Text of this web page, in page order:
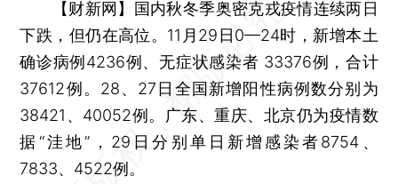
【财新网】 国内秋冬季奥密克戎疫情连续两日
下跌，但仍在高位。11月29日0—24时，新增本土
确诊病例4236例、无症状感染者 33376例，合计
37612例。28、27日全国新增阳性病例数分别为
38421、40052例。广东、重庆、北京仍为疫情数
据“洼地”，29日分别单日新增感染者8754、
7833、4522例。